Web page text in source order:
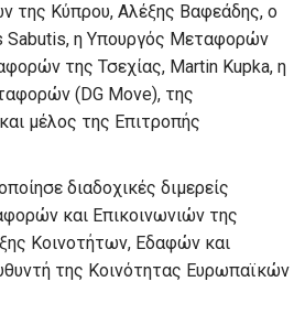
της Κύπρου, Αλέξης Βαφεάδης, ο
Sabutis, η Υπουργός Μεταφορών
της Τσεχίας, Martin Kupka, η
(DG Move), της
μέλος της Επιτροπής
διαδοχικές διμερείς
και Επικοινωνιών της
Κοινοτήτων, Εδαφών και
της Κοινότητας Ευρωπαϊκών